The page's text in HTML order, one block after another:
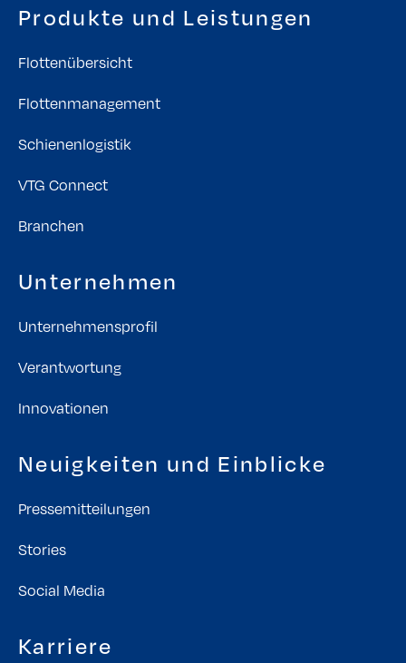
Produkte und Leistungen
Flottenübersicht
Flottenmanagement
Schienenlogistik
VTG Connect
Branchen
Unternehmen
Unternehmensprofil
Verantwortung
Innovationen
Neuigkeiten und Einblicke
Pressemitteilungen
Stories
Social Media
Karriere